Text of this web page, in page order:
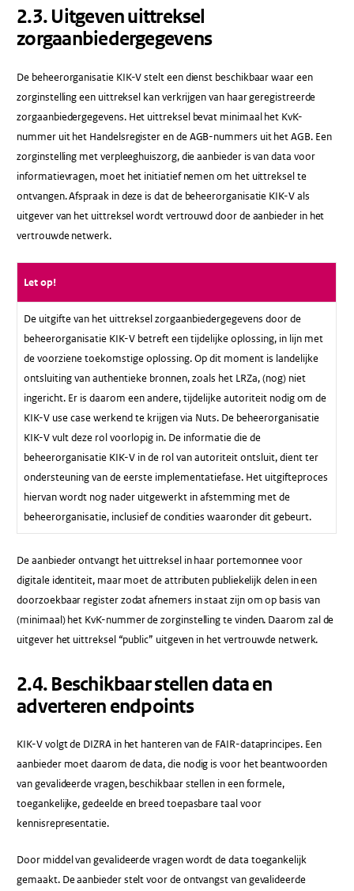
2.3​. Uitgeven uittreksel
zorgaanbiedergegevens
De beheerorganisatie KIK-V stelt een dienst beschikbaar waar een
zorginstelling een uittreksel kan verkrijgen van haar geregistreerde
zorgaanbiedergegevens. Het uittreksel bevat minimaal het KvK-
nummer uit het Handelsregister en de AGB-nummers uit het AGB. Een
zorginstelling met verpleeghuiszorg, die aanbieder is van data voor
informatievragen, moet het initiatief nemen om het uittreksel te
ontvangen. Afspraak in deze is dat de beheerorganisatie KIK-V als
uitgever van het uittreksel wordt vertrouwd door de aanbieder in het
vertrouwde netwerk.
Let op!
De uitgifte van het uittreksel zorgaanbiedergegevens door de
beheerorganisatie KIK-V betreft een tijdelijke oplossing, in lijn met
de voorziene toekomstige oplossing. Op dit moment is landelijke
ontsluiting van authentieke bronnen, zoals het LRZa, (nog) niet
ingericht. Er is daarom een andere, tijdelijke autoriteit nodig om de
KIK-V use case werkend te krijgen via Nuts. De beheerorganisatie
KIK-V vult deze rol voorlopig in. De informatie die de
beheerorganisatie KIK-V in de rol van autoriteit ontsluit, dient ter
ondersteuning van de eerste implementatiefase. Het uitgifteproces
hiervan wordt nog nader uitgewerkt in afstemming met de
beheerorganisatie, inclusief de condities waaronder dit gebeurt.
De aanbieder ontvangt het uittreksel in haar portemonnee voor
digitale identiteit, maar moet de attributen publiekelijk delen in een
doorzoekbaar register zodat afnemers in staat zijn om op basis van
(minimaal) het KvK-nummer de zorginstelling te vinden. Daarom zal de
uitgever het uittreksel “public” uitgeven in het vertrouwde netwerk.
​2.4.​ Beschikbaar stellen data en
adverteren endpoints
KIK-V volgt de DIZRA in het hanteren van de FAIR-dataprincipes. Een
aanbieder moet daarom de data, die nodig is voor het beantwoorden
van gevalideerde vragen, beschikbaar stellen in een formele,
toegankelijke, gedeelde en breed toepasbare taal voor
kennisrepresentatie.
Door middel van gevalideerde vragen wordt de data toegankelijk
gemaakt. De aanbieder stelt voor de ontvangst van gevalideerde